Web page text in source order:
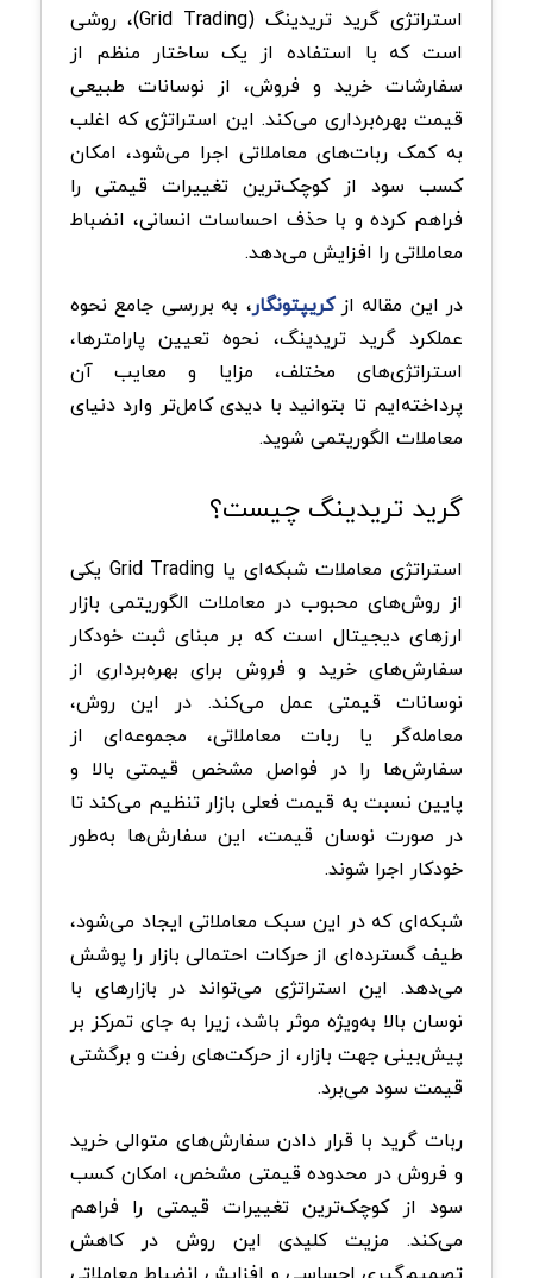
استراتژی گرید تریدینگ (Grid Trading)، روشی‌
است که با استفاده از یک ساختار منظم از
سفارشات خرید و فروش، از نوسانات طبیعی
قیمت بهره‌برداری می‌کند. این استراتژی که اغلب
به کمک ربات‌های معاملاتی اجرا می‌شود، امکان
کسب سود از کوچک‌ترین تغییرات قیمتی را
فراهم کرده و با حذف احساسات انسانی، انضباط
معاملاتی را افزایش می‌دهد.
در این مقاله ازکریپتونگار، به بررسی جامع نحوه
عملکرد گرید تریدینگ، نحوه تعیین پارامترها،
استراتژی‌های مختلف، مزایا و معایب آن
پرداخته‌ایم تا بتوانید با دیدی کامل‌تر وارد دنیای
معاملات الگوریتمی شوید.
گرید تریدینگ چیست؟
استراتژی معاملات شبکه‌ای یا Grid Trading یکی
از روش‌های محبوب در معاملات الگوریتمی بازار
ارزهای دیجیتال است که بر مبنای ثبت خودکار
سفارش‌های خرید و فروش برای بهره‌برداری از
نوسانات قیمتی عمل می‌کند. در این روش،
معامله‌گر یا ربات معاملاتی، مجموعه‌ای از
سفارش‌ها را در فواصل مشخص قیمتی بالا و
پایین نسبت به قیمت فعلی بازار تنظیم می‌کند تا
در صورت نوسان قیمت، این سفارش‌ها به‌طور
خودکار اجرا شوند.
شبکه‌ای که در این سبک معاملاتی ایجاد می‌شود،
طیف گسترده‌ای از حرکات احتمالی بازار را پوشش
می‌دهد. این استراتژی می‌تواند در بازارهای با
نوسان بالا به‌ویژه موثر باشد، زیرا به جای تمرکز بر
پیش‌بینی جهت بازار، از حرکت‌های رفت و برگشتی
قیمت سود می‌برد.
ربات گرید با قرار دادن سفارش‌های متوالی خرید
و فروش در محدوده قیمتی مشخص، امکان کسب
سود از کوچک‌ترین تغییرات قیمتی را فراهم
می‌کند. مزیت کلیدی این روش در کاهش